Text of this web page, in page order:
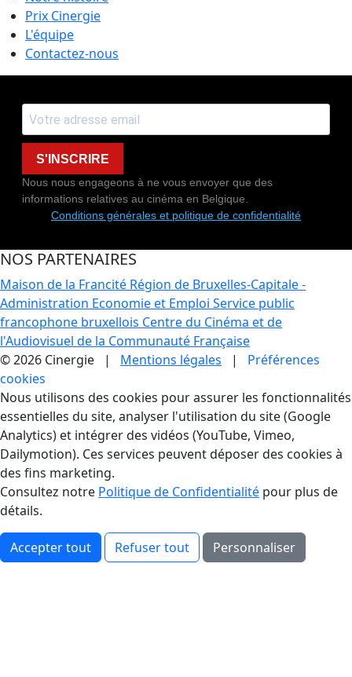
Prix Cinergie
L'équipe
Contactez-nous
S'INSCRIRE
Nous nous engageons à ne vous envoyer que des
informations relatives au cinéma en Belgique.
Conditions générales et politique de confidentialité
NOS PARTENAIRES
Maison de la Francité Région de Bruxelles-Capitale -
Administration Economie et Emploi Service public
francophone bruxellois Centre du Cinéma et de
l'Audiovisuel de la Communauté Française
© 2026 Cinergie | Mentions légales | Préférences
cookies
Gestion des Cookies
Nous utilisons des cookies pour assurer les fonctionnalités
essentielles du site, analyser l'utilisation du site (Google
Analytics) et intégrer des vidéos (YouTube, Vimeo,
Dailymotion). Ces services peuvent déposer des cookies à
des fins marketing.
Consultez notre Politique de Confidentialité pour plus de
détails.
Accepter tout Refuser tout Personnaliser